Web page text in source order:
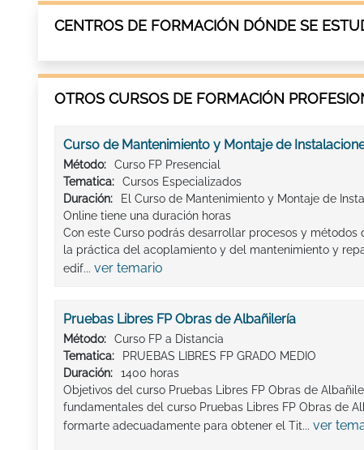
CENTROS DE FORMACIÓN DÓNDE SE
OTROS CURSOS DE FORMACIÓN
Curso de Mantenimiento y Montaje de
Método:
Curso FP Presencial
Tematica:
Cursos Especializados
Duración:
El Curso de Mantenimiento y Montaje de
Online tiene una duración horas
Con este Curso podrás desarrollar procesos y métodos
la práctica del acoplamiento y del mantenimiento y
edif... ver temario
Pruebas Libres FP Obras de Albañilería
Método:
Curso FP a Distancia
Tematica:
PRUEBAS LIBRES FP GRADO MEDIO
Duración:
1400 horas
Objetivos del curso Pruebas Libres FP Obras de
fundamentales del curso Pruebas Libres FP Obras de
formarte adecuadamente para obtener el Tit... ver